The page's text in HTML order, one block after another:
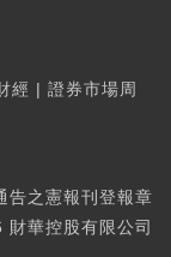
經 | 證券市場周
告之憲報刊登報章
華控股有限公司